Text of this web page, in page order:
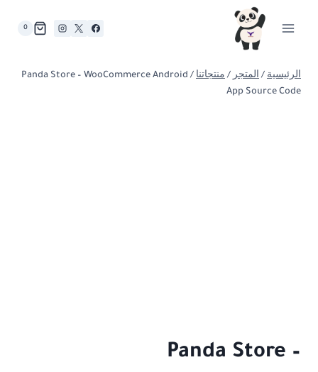
0
الرئيسية / المتجر / منتجاتنا /
Panda Store – WooCommerce Android
App Source Code
Panda Store –